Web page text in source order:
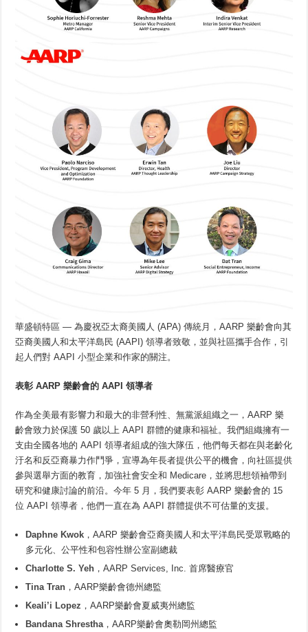
華盛頓特區 — 為慶祝亞太裔美國人 (APA) 傳統月，AARP 樂齡會向其
亞裔美國人和太平洋島民 (AAPI) 領導者致敬，並與社區攜手合作，引
起人們對 AAPI 小型企業和作家的關注。
表彰 AARP樂齡會的 AAPI領導者
作為全美最有影響力和最大的非營利性、無黨派組織之一，AARP 樂
齡會致力於保護 50 歲以上 AAPI 群體的健康和福祉。我們組織擁有一
支由全國各地的 AAPI 領導者組成的強大隊伍，他們每天都在與老齡化
汙名和反亞裔暴力作鬥爭，宣導為年長者提供公平的機會，向社區提供
參與選舉方面的教育，加強社會安全和 Medicare，並將思想領袖帶到
研究和健康討論的前沿。今年 5 月，我們要表彰 AARP 樂齡會的 15
位 AAPI 領導者，他們一直在為 AAPI 群體提供不可估量的支援。
Daphne Kwok ，AARP 樂齡會亞裔美國人和太平洋島民受眾戰略的
多元化、公平性和包容性辦公室副總裁
Charlotte S. Yeh ，AARP Services, Inc. 首席醫療官
Tina Tran ，AARP樂齡會德州總監
Keali’i Lopez ，AARP樂齡會夏威夷州總監
Bandana Shrestha，AARP樂齡會奧勒岡州總監